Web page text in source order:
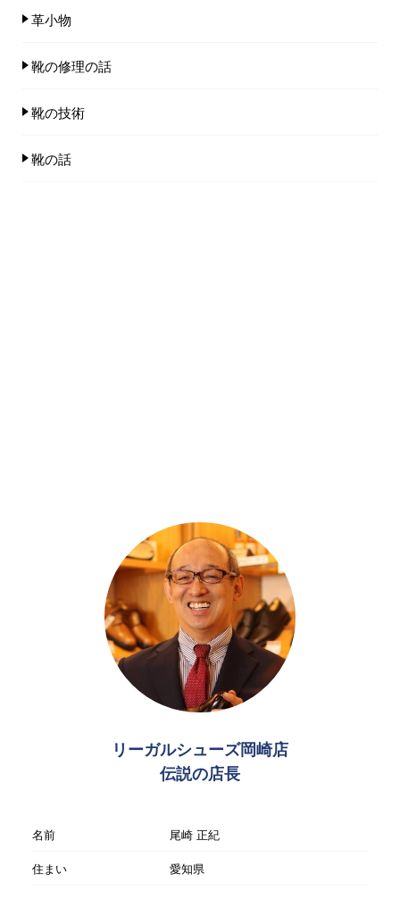
革小物
靴の修理の話
靴の技術
靴の話
リーガルシューズ岡崎店
伝説の店長
名前
尾崎 正紀
住まい
愛知県